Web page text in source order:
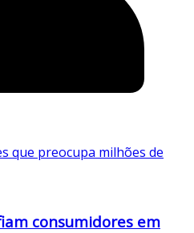
consumidores em